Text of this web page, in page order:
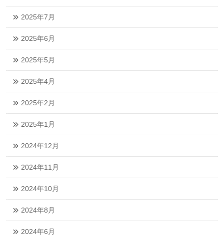
2025年7月
2025年6月
2025年5月
2025年4月
2025年2月
2025年1月
2024年12月
2024年11月
2024年10月
2024年8月
2024年6月